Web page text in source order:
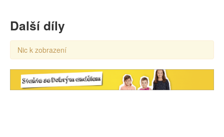
Další díly
Nic k zobrazení